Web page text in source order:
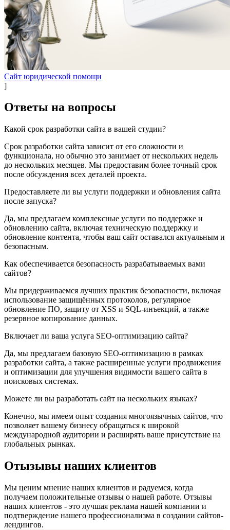
Сайт юридической помощи
]
Ответы на вопросы
Какой срок разработки сайта в вашей студии?
Срок разработки сайта зависит от его сложности и
функционала, но обычно это занимает от нескольких недель
до нескольких месяцев. Мы предоставим более точный срок
после обсуждения всех деталей проекта.
Предоставляете ли вы услуги поддержки и обновления сайта
после запуска?
Да, мы предлагаем комплексные услуги по поддержке и
обновлению сайта, включая техническую поддержку и
обновление контента, чтобы ваш сайт оставался актуальным и
безопасным.
Как обеспечивается безопасность разрабатываемых вами
сайтов?
Мы придерживаемся лучших практик безопасности, включая
использование защищённых протоколов, регулярное
обновление ПО, защиту от XSS и SQL-инъекций, а также
резервное копирование данных.
Включает ли ваша услуга SEO-оптимизацию сайта?
Да, мы предлагаем базовую SEO-оптимизацию в рамках
разработки сайта, а также расширенные услуги продвижения
и оптимизации для улучшения видимости вашего сайта в
поисковых системах.
Можете ли вы разработать сайт на нескольких языках?
Конечно, мы имеем опыт создания многоязычных сайтов, что
позволяет вашему бизнесу обращаться к широкой
международной аудитории и расширять ваше присутствие на
глобальных рынках.
Отызывы наших клиентов
Мы ценим мнение наших клиентов и радуемся, когда
получаем положительные отзывы о нашей работе. Отзывы
наших клиентов - это лучшая реклама нашей компании и
подтверждение нашего профессионализма в создании сайтов-
лендингов.